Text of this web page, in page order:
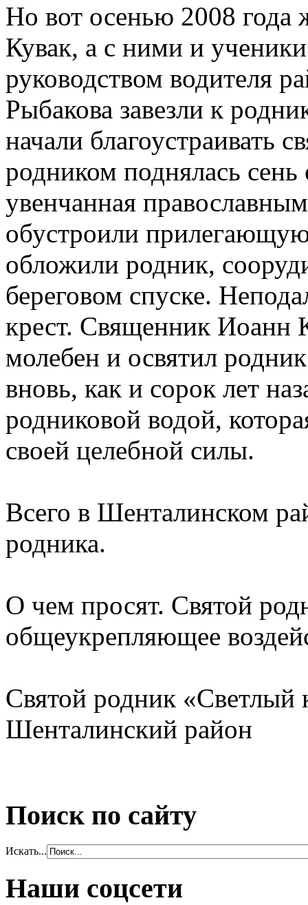
Но вот осенью 2008
Кувак, а с ними и
руководством водителя
Рыбакова завезли к
начали благоустраивать
родником поднялась
увенчанная
обустроили
обложили родник,
береговом спуске.
крест. Священник Иоанн
молебен и освятил
вновь, как и сорок лет
родниковой водой,
своей целебной силы.
Всего в Шенталинском
родника.
О чем просят. Святой
общеукрепляющее
Святой родник «Светлый
Шенталинский район
Поиск по сайту
Искать...
Наши соцсети